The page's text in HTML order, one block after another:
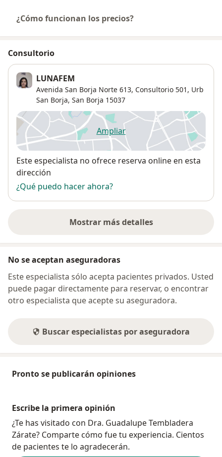
¿Cómo funcionan los precios?
Consultorio
LUNAFEM
Avenida San Borja Norte 613, Consultorio 501, Urb
San Borja, San Borja 15037
Ampliarse abre en una nueva
Disponibilidad
Este especialista no ofrece reserva online en esta
dirección
¿Qué puedo hacer ahora?
Mostrar más detalles
sobre la dirección
No se aceptan aseguradoras
Este especialista sólo acepta pacientes privados. Usted
puede pagar directamente para reservar, o encontrar
otro especialista que acepte su aseguradora.
Buscar especialistas por aseguradora
Pronto se publicarán opiniones
Escribe la primera opinión
¿Te has visitado con Dra. Guadalupe Tembladera
Zárate? Comparte cómo fue tu experiencia. Cientos
de pacientes te lo agradecerán.